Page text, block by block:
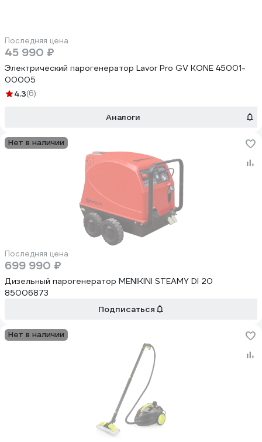
Последняя цена
45 990 ₽
Электрический парогенератор Lavor Pro GV KONE 45001-
00005
4.3(6)
Аналоги
Нет в наличии
Последняя цена
699 990 ₽
Дизельный парогенератор MENIKINI STEAMY DI 20
85006873
Подписаться
Нет в наличии